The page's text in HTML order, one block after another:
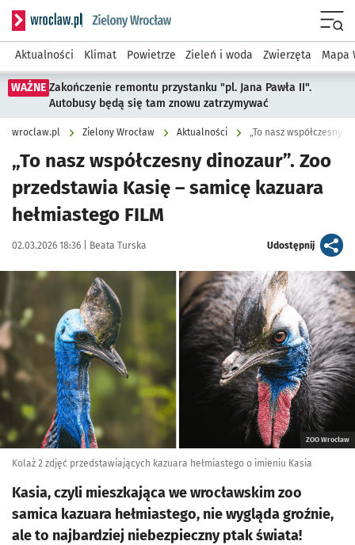
Serwis informacyjny wroclaw.pl podserwis: Środowisko we
Aktualności Klimat Powietrze Zieleń i woda Zwierzęta Mapa
WAŻNE Zakończenie remontu przystanku "pl. Jana Pawła II".
Autobusy będą się tam znowu zatrzymywać
wroclaw.pl Zielony Wrocław Aktualności
„To nasz współczesny dinozaur”. Zoo
przedstawia Kasię – samicę kazuara
hełmiastego FILM
Data publikacji:
02.03.2026 18:36 | Autor:
Beata Turska Udostępnijartykuł
Kliknij, aby powiększyć
ZOO Wrocław
Kolaż 2 zdjęć przedstawiających kazuara hełmiastego o imieniu Kasia
Kasia, czyli mieszkająca we wrocławskim zoo
samica kazuara hełmiastego, nie wygląda groźnie,
ale to najbardziej niebezpieczny ptak świata!